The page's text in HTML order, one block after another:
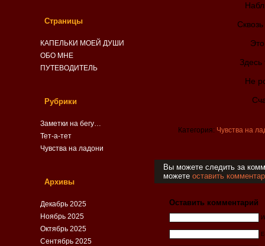
Не
Категория: Чувства на
Вы можете следить за
можете оставить
Оставить комментарий
Страницы
КАПЕЛЬКИ МОЕЙ ДУШИ
ОБО МНЕ
ПУТЕВОДИТЕЛЬ
Рубрики
Заметки на бегу…
Тет-а-тет
Чувства на ладони
Архивы
Декабрь 2025
Ноябрь 2025
Октябрь 2025
Сентябрь 2025